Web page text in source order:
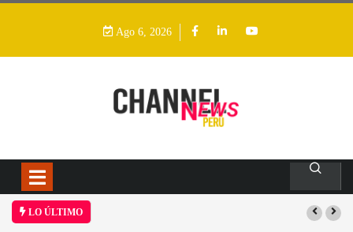
Ago 6, 2026
LO ÚLTIMO